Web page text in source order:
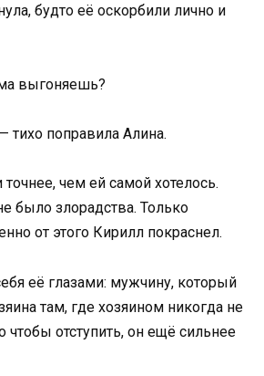
будто её оскорбили лично и
выгоняешь?
тихо поправила Алина.
чем ей самой хотелось.
было злорадства. Только
от этого Кирилл покраснел.
её глазами: мужчину, который
там, где хозяином никогда не
чтобы отступить, он ещё сильнее